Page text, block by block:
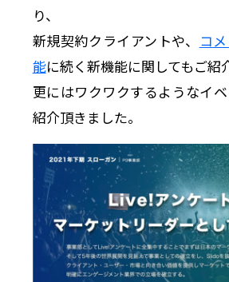
り、
新規契約クライアントや、 コ
能に続く新機能に関してもご紹
更にはワクワクするようなイ
紹介頂きました。